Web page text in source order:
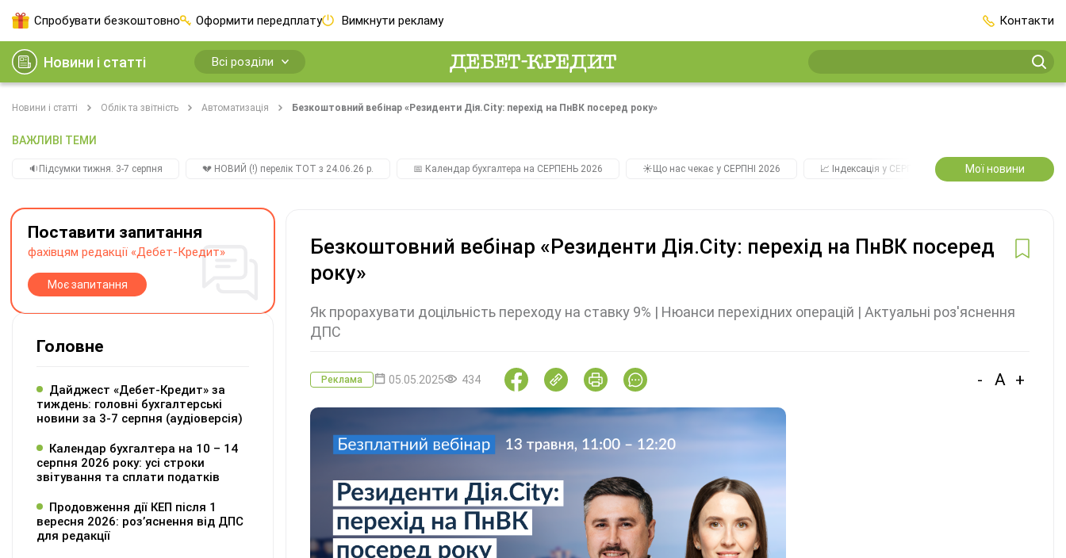
Спробувати безкоштовно Оформити передплату Вимкнути рекламу Контакти
Новини і статті Всі розділи
Новини і статті Облік та звітність Автоматизація Безкоштовний вебінар «Резиденти Дія.City: перехід на ПнВК посеред року»
ВАЖЛИВІ ТЕМИ
🔉Підсумки тижня. 3-7 серпня 💔 НОВИЙ (!) перелік ТОТ з 24.06.26 р. 📅 Календар бухгалтера на СЕРПЕНЬ 2026 ☀️Що нас чекає у СЕРПНІ 2026 📈 Індексація у СЕРПНІ 2️⃣0️⃣2️⃣7️⃣ Усі ключові
Мої новини
Безкоштовний вебінар «Резиденти Дія.City: перехід на ПнВК посеред
року»
Як прорахувати доцільність переходу на ставку 9% | Нюанси перехідних операцій | Актуальні роз'яснення
ДПС
Реклама 05.05.2025 434 - A +
Поставити запитання
фахівцям редакції «Дебет-Кредит»
Моє запитання
Головне
Дайджест «Дебет-Кредит» за
тиждень: головні бухгалтерські
новини за 3-7 серпня (аудіоверсія)
Календар бухгалтера на 10 – 14
серпня 2026 року: усі строки
звітування та сплати податків
Продовження дії КЕП після 1
вересня 2026: розʼяснення від ДПС
для редакції